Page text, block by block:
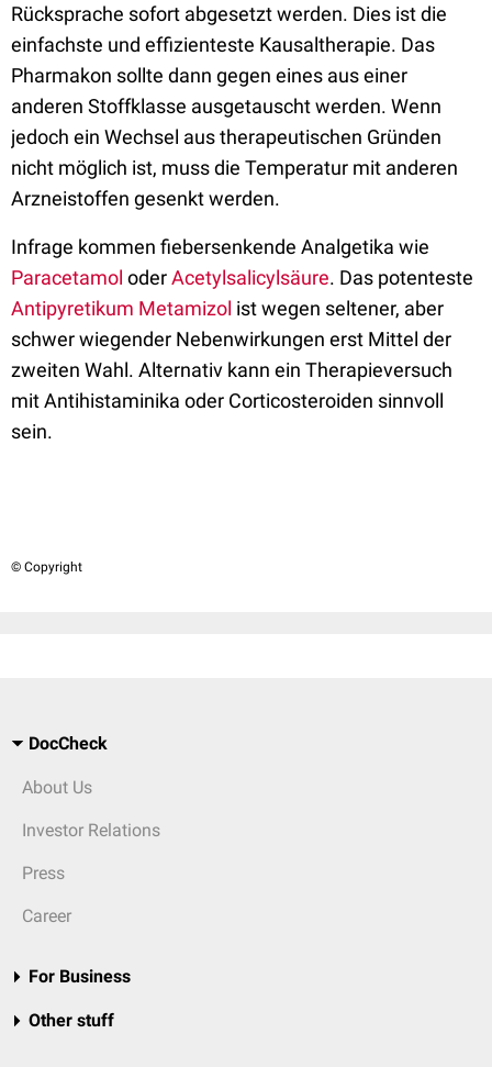
Rücksprache sofort abgesetzt werden. Dies ist die
einfachste und effizienteste Kausaltherapie. Das
Pharmakon sollte dann gegen eines aus einer
anderen Stoffklasse ausgetauscht werden. Wenn
jedoch ein Wechsel aus therapeutischen Gründen
nicht möglich ist, muss die Temperatur mit anderen
Arzneistoffen gesenkt werden.
Infrage kommen fiebersenkende Analgetika wie
Paracetamol oderAcetylsalicylsäure. Das potenteste
Antipyretikum Metamizol ist wegen seltener, aber
schwer wiegender Nebenwirkungen erst Mittel der
zweiten Wahl. Alternativ kann ein Therapieversuch
mit Antihistaminika oder Corticosteroiden sinnvoll
sein.
© Copyright
DocCheck
About Us
Investor Relations
Press
Career
For Business
Other stuff